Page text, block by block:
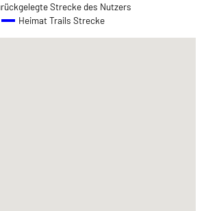
Strecke des Nutzers
Heimat Trails Strecke